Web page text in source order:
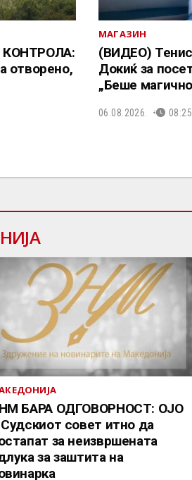
отворено,
МАГАЗИН
(ВИДЕО)
Докиќ за
„Беше
06.08.2026. 08:25
БАРА ОДГОВОРНОСТ: ОЈО
совет итно да
за неизвршената
за заштита на